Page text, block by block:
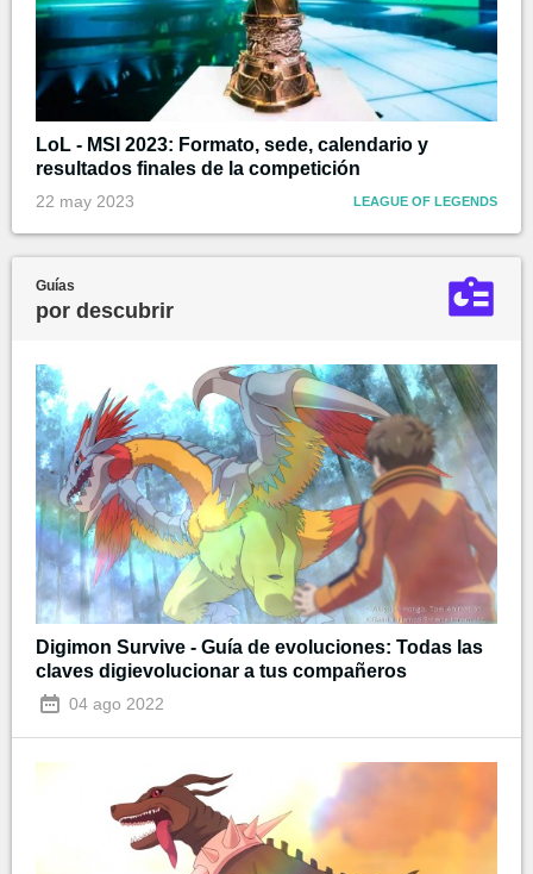
LoL - MSI 2023: Formato, sede, calendario y
resultados finales de la competición
22 may 2023 LEAGUE OF LEGENDS
Guías
por descubrir
Digimon Survive - Guía de evoluciones: Todas las
claves digievolucionar a tus compañeros
04 ago 2022